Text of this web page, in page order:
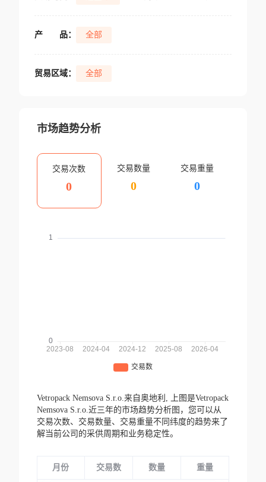
产 品： 全部
贸易区域： 全部
市场趋势分析
交易次数
0
交易数量
0
交易重量
0
Vetropack Nemsova S.r.o.来自奥地利,
上图是Vetropack
Nemsova S.r.o.近三年的市场趋势分析图，您可以从
交易次数、交易数量、交易重量不同纬度的趋势来了
解当前公司的采供周期和业务稳定性。
月份 交易数 数量 重量